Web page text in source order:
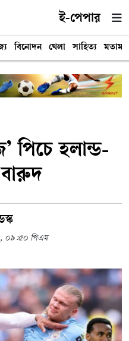
ই-পেপার
বিনোদন খেলা সাহিত্য মতামত
পিচে হলান্ড-
বারুদ
০৯:৫০ পিএম